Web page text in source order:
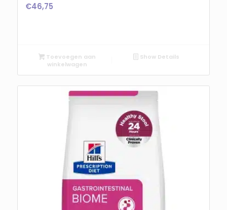
€46,75
Toevoegen aan
winkelwagen
Show Details